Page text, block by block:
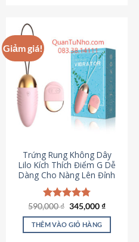
Giảm giá!
Trứng Rung Không Dây
Lilo Kích Thích Điểm G Dễ
Dàng Cho Nàng Lên Đỉnh
Được xếp
hạng4.79
5 sao
590,000₫ Giá
là:
590,000 ₫.
345,000₫Giá
tại
345,000 ₫.
THÊM VÀO GIỎ HÀNG